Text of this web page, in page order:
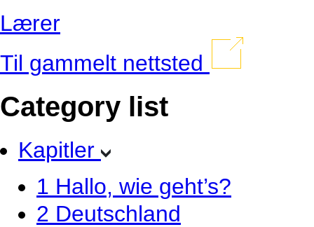
Lærer
Til gammelt nettsted
Category list
Kapitler
1 Hallo, wie geht’s?
2 Deutschland